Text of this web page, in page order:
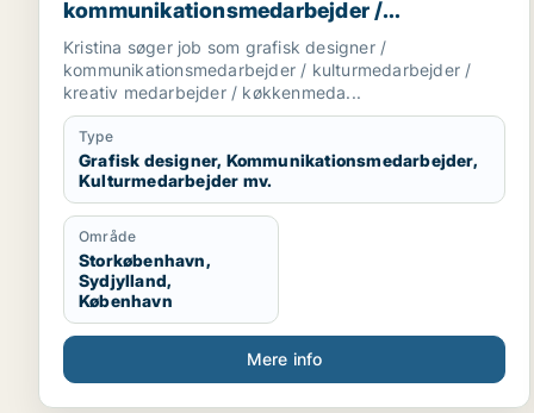
kommunikationsmedarbejder /
kulturmedarbejder / kreativ medarbejder /
køkkenmedarbejder
Kristina søger job som grafisk designer /
kommunikationsmedarbejder / kulturmedarbejder /
kreativ medarbejder / køkkenmeda...
Type
Grafisk designer, Kommunikationsmedarbejder,
Kulturmedarbejder mv.
Område
Storkøbenhavn,
Sydjylland,
København
Mere info